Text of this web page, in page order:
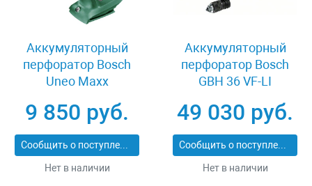
Аккумуляторный
перфоратор Bosch
Uneo Maxx
9 850 руб.
Сообщить о поступлении
Нет в наличии
Аккумуляторный
перфоратор Bosch
GBH 36 VF-LI
49 030 руб.
Сообщить о поступлении
Нет в наличии